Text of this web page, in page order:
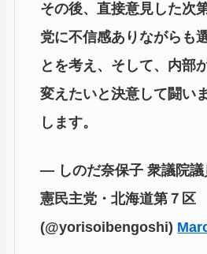
その後、直接意見した次
党に不信感ありながらも
とを考え、そして、内部
変えたいと決意して闘い
します。
— しのだ奈保子 衆議院議
憲民主党・北海道第７区
(@yorisoibengoshi)